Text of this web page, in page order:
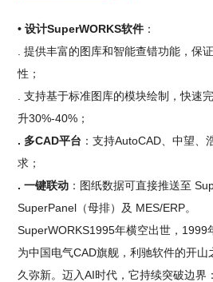
• 设计SuperWORKS软件 ：
. 提供丰富的图库和智能查错功能，保
性；
. 支持基于标准图库的模块绘制，快速
升30%-40%；
. 多CAD平台 ：支持AutoCAD、中望、
求；
. 一键联动 ：图纸数据可直接推送至
SuperPanel（母排）及 MES/ERP。
SuperWORKS1995年横空出世，1999
为中国电气CAD旗舰，利驰软件的开
久弥新。迈入AI时代，它持续突破边界